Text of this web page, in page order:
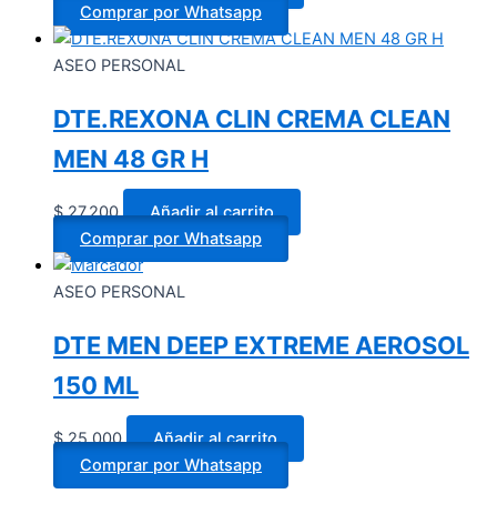
Comprar por Whatsapp
ASEO PERSONAL
DTE.REXONA CLIN CREMA CLEAN
MEN 48 GR H
$27.200
Añadir al carrito
Comprar por Whatsapp
ASEO PERSONAL
DTE MEN DEEP EXTREME AEROSOL
150 ML
$25.000
Añadir al carrito
Comprar por Whatsapp